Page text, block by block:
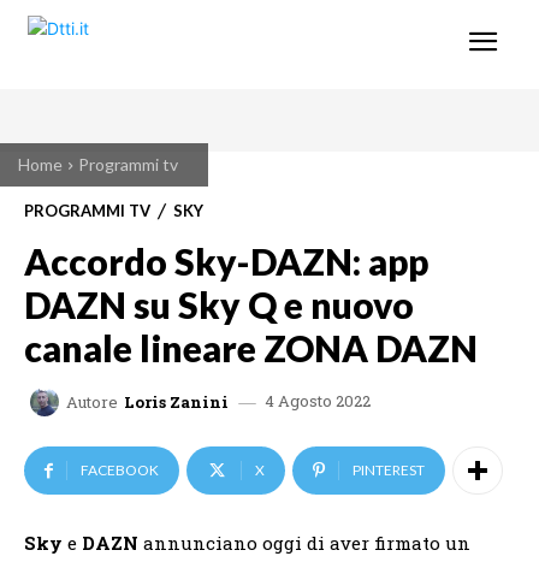
Home Programmi tv
PROGRAMMI TV SKY
Accordo Sky-DAZN: app
DAZN su Sky Q e nuovo
canale lineare ZONA DAZN
Autore Loris Zanini 4 Agosto 2022
FACEBOOK X PINTEREST
Sky e DAZN annunciano oggi di aver firmato un